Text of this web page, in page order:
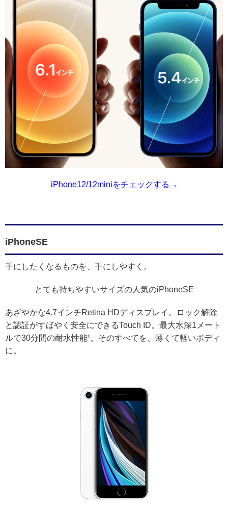
iPhone12/12miniをチェックする→
iPhoneSE
手にしたくなるものを、手にしやすく。
とても持ちやすいサイズの人気のiPhoneSE
あざやかな4.7インチRetina HDディスプレイ。ロック解除
と認証がすばやく安全にできるTouch ID。最大水深1メート
ルで30分間の耐水性能¹。そのすべてを、薄くて軽いボディ
に。